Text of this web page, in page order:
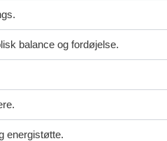
balance og fordøjelse.
energistøtte.